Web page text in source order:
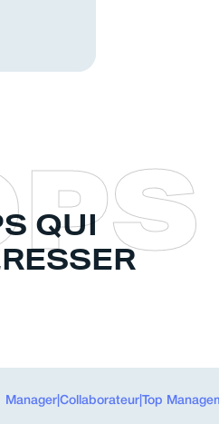
QUI
PS
Manager Collaborateur Top